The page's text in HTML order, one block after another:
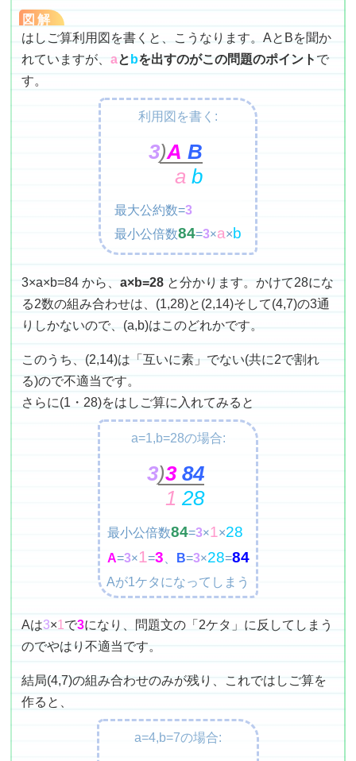
図解
はしご算利用図を書くと、こうなります。AとBを聞か
れていますが、 aとbを出すのがこの問題のポイント で
す。
利用図を書く:
3)A B
a b
最大公約数=3
最小公倍数84=3×a×b
3×a×b=84 から、 a×b=28と分かります。かけて28にな
る2数の組み合わせは、(1,28)と(2,14)そして(4,7)の3通
りしかないので、(a,b)はこのどれかです。
このうち、(2,14)は「互いに素」でない(共に2で割れ
る)ので不適当です。
さらに(1・28)をはしご算に入れてみると
a=1,b=28の場合:
3)3 84
1 28
最小公倍数84=3×1×28
A=3×1=3 B=3×28=84
Aが1ケタになってしまう
Aは3×1 で3になり、問題文の「2ケタ」に反してしまう
のでやはり不適当です。
結局(4,7)の組み合わせのみが残り、これではしご算を
作ると、
a=4,b=7の場合: